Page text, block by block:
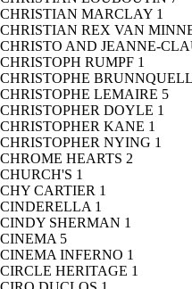
CHRISTIAN MARCLAY 1
CHRISTIAN REX VAN
CHRISTO AND JEANNE-
CHRISTOPH RUMPF 1
CHRISTOPHE BRUNNQUELL
CHRISTOPHE LEMAIRE 5
CHRISTOPHER DOYLE 1
CHRISTOPHER KANE 1
CHRISTOPHER NYING 1
CHROME HEARTS 2
CHURCH'S 1
CHY CARTIER 1
CINDERELLA 1
CINDY SHERMAN 1
CINEMA 5
CINEMA INFERNO 1
CIRCLE HERITAGE 1